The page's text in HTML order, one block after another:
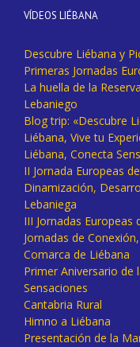
VÍDEOS LIÉBANA
Descubre Liébana y
Primeras Jornadas
La huella de la
Lebaniego
Blog trip: «Descubre
Liébana, Vive tu
Liébana, Conecta
II Jornada Europeas
Dinamización,
Lebaniega
III Jornadas
Jornadas de
Comarca de Liébana
Primer Aniversario de
Sensaciones
Cantabria Rural
Himno a Liébana
Presentación de la